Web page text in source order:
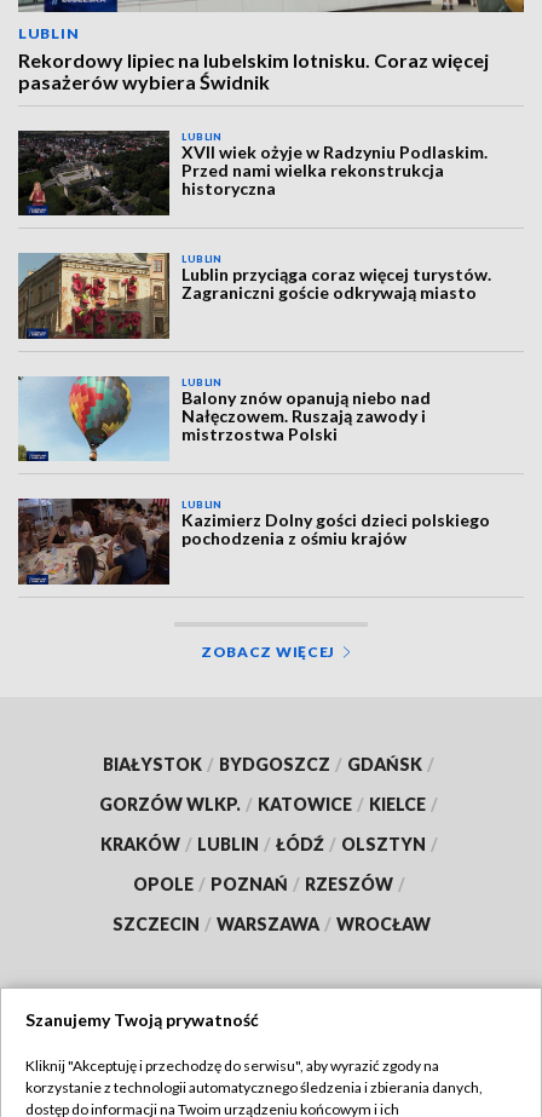
LUBLIN
Rekordowy lipiec na lubelskim lotnisku. Coraz więcej
pasażerów wybiera Świdnik
LUBLIN
XVII wiek ożyje w Radzyniu Podlaskim.
Przed nami wielka rekonstrukcja
historyczna
LUBLIN
Lublin przyciąga coraz więcej turystów.
Zagraniczni goście odkrywają miasto
LUBLIN
Balony znów opanują niebo nad
Nałęczowem. Ruszają zawody i
mistrzostwa Polski
LUBLIN
Kazimierz Dolny gości dzieci polskiego
pochodzenia z ośmiu krajów
ZOBACZ WIĘCEJ
BIAŁYSTOK / BYDGOSZCZ / GDAŃSK /
GORZÓW WLKP. / KATOWICE / KIELCE /
KRAKÓW / LUBLIN / ŁÓDŹ / OLSZTYN /
OPOLE / POZNAŃ / RZESZÓW /
SZCZECIN / WARSZAWA / WROCŁAW
TVP
Szanujemy Twoją prywatność
Kliknij "Akceptuję i przechodzę do serwisu", aby wyrazić zgody na
korzystanie z technologii automatycznego śledzenia i zbierania danych,
dostęp do informacji na Twoim urządzeniu końcowym i ich